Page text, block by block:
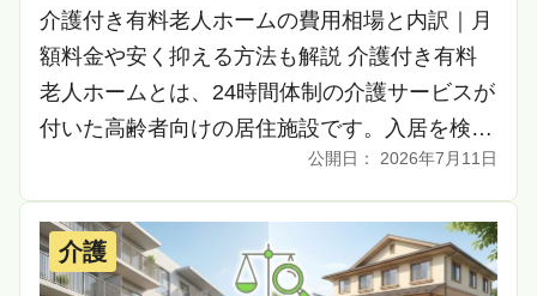
介護付き有料老人ホームの費用相場と内訳｜月
額料金や安く抑える方法も解説 介護付き有料
老人ホームとは、24時間体制の介護サービスが
付いた高齢者向けの居住施設です。入居を検討
する際、多くの方が費用面に不安を感じます。
この記 […]
2026年7月11日
介護